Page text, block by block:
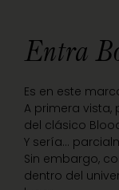
Entra
Es en este
A primera
del clásico
Y sería…
Sin embargo,
dentro del